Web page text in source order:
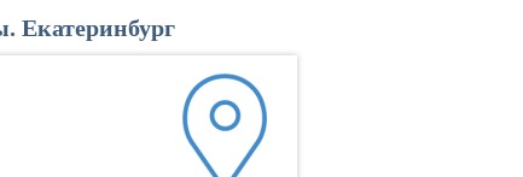
Екатеринбург